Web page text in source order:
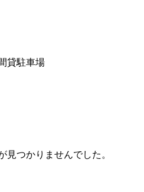
貸駐車場
見つかりませんでした。